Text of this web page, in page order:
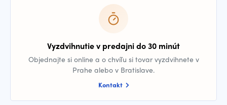
Vyzdvihnutie v predajni do 30 minút
Objednajte si online a o chvíľu si tovar vyzdvihnete v
Prahe alebo v Bratislave.
Kontakt